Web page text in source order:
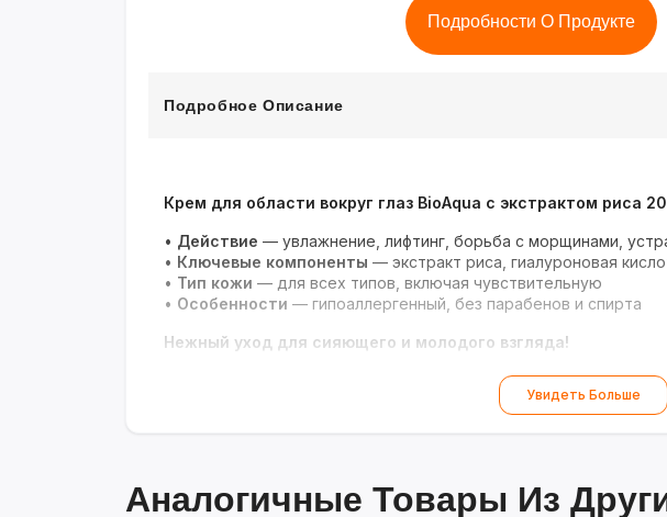
Подробности О Продукте
Подробное Описание
Крем для области вокруг глаз BioAqua с экстрактом риса 20
• Действие — увлажнение, лифтинг, борьба с морщинами,
• Ключевые компоненты — экстракт риса, гиалуроновая
• Тип кожи — для всех типов, включая чувствительную
• Особенности — гипоаллергенный, без парабенов и спирта
Нежный уход для сияющего и молодого взгляда!
Увидеть Больше
Аналогичные Товары Из